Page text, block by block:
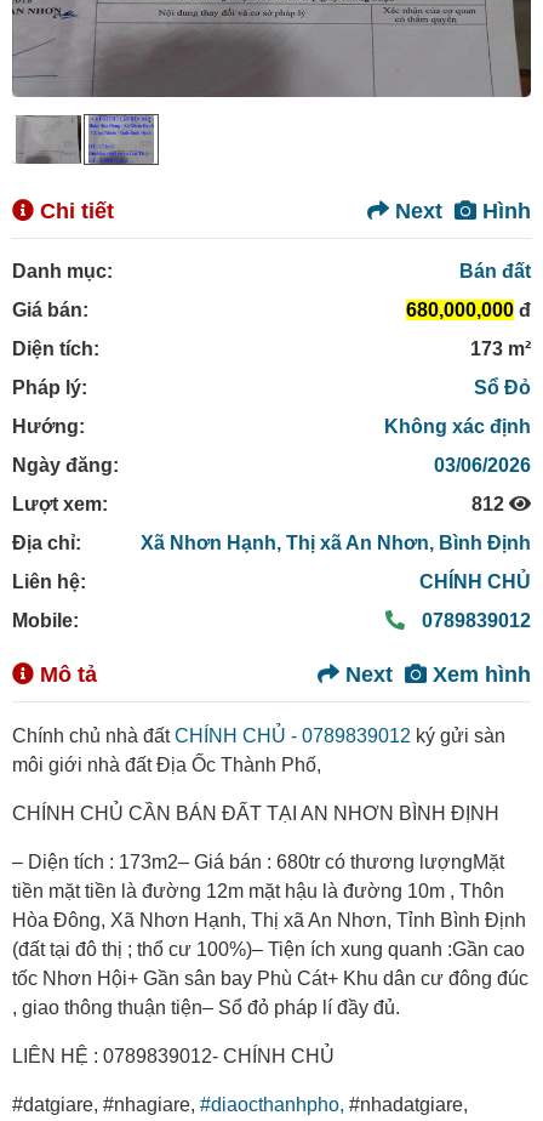
Chi tiết Hình
Next
Danh mục:
Bán đất
Giá bán:
680,000,000 đ
Diện tích:
173 m²
Pháp lý:
Sổ Đỏ
Hướng:
Không xác định
Ngày đăng:
03/06/2026
Lượt xem:
812
Địa chỉ:
Xã Nhơn Hạnh, Thị xã An Nhơn, Bình Định
Liên hệ:
CHÍNH CHỦ
Mobile:
0789839012
Mô tả Xem hình
Next
Chính chủ nhà đấtCHÍNH CHỦ - 0789839012 ký gửi sàn
môi giới nhà đất Địa Ốc Thành Phố,
CHÍNH CHỦ CẦN BÁN ĐẤT TẠI AN NHƠN BÌNH ĐỊNH
– Diện tích : 173m2– Giá bán : 680tr có thương lượngMặt
tiền mặt tiền là đường 12m mặt hậu là đường 10m , Thôn
Hòa Đông, Xã Nhơn Hạnh, Thị xã An Nhơn, Tỉnh Bình Định
(đất tại đô thị ; thổ cư 100%)– Tiện ích xung quanh :Gần cao
tốc Nhơn Hội+ Gần sân bay Phù Cát+ Khu dân cư đông đúc
, giao thông thuận tiện– Sổ đỏ pháp lí đầy đủ.
LIÊN HỆ : 0789839012- CHÍNH CHỦ
#datgiare, #nhagiare, #diaocthanhpho, #nhadatgiare,